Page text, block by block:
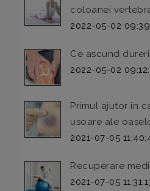
coloanei
2022-05-02
Ce ascund
2022-05-02
Primul ajutor in
usoare ale
2021-07-05
Recuperare
2021-07-05